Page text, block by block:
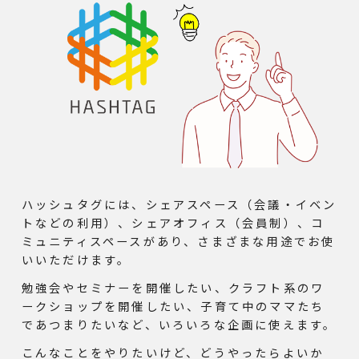
ハッシュタグには、シェアスペース（会議・イベン
トなどの利用）、シェアオフィス（会員制）、コ
ミュニティスペースがあり、さまざまな用途でお使
いいただけます。
勉強会やセミナーを開催したい、クラフト系のワ
ークショップを開催したい、子育て中のママたち
であつまりたいなど、いろいろな企画に使えます。
こんなことをやりたいけど、どうやったらよいか